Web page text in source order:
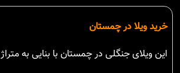
خرید ویلا در چمستان
این ویلای جنگلی در چمستان با بنایی به متراژ ۲۵۰متر مربع و در زمینی با مساحت ۳۳۰متر مربع در قرار گرفته است.